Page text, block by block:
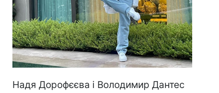
Надя Дорофєєва і Володимир Дантес